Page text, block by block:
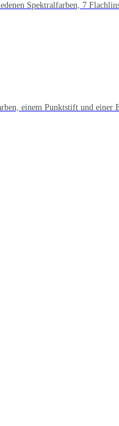
Spektralfarben, 7
einem Punktstift und einer